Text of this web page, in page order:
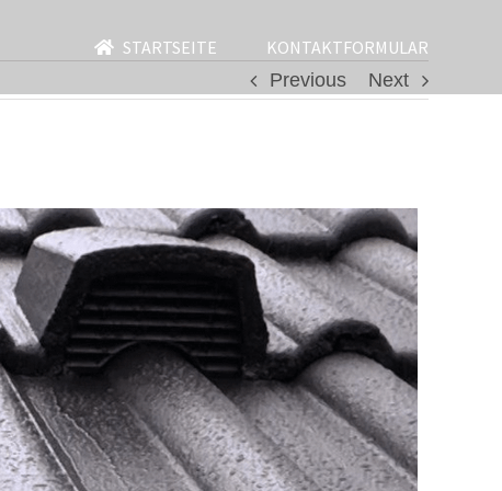
STARTSEITE
KONTAKTFORMULAR
Previous
Next